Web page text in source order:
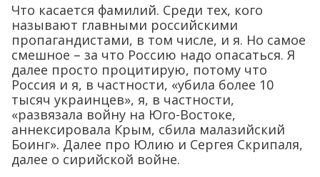
Что касается фамилий. Среди тех, кого
называют главными российскими
пропагандистами, в том числе, и я. Но самое
смешное – за что Россию надо опасаться. Я
далее просто процитирую, потому что
Россия и я, в частности, «убила более 10
тысяч украинцев», я, в частности,
«развязала войну на Юго-Востоке,
аннексировала Крым, сбила малазийский
Боинг». Далее про Юлию и Сергея Скрипаля,
далее о сирийской войне.